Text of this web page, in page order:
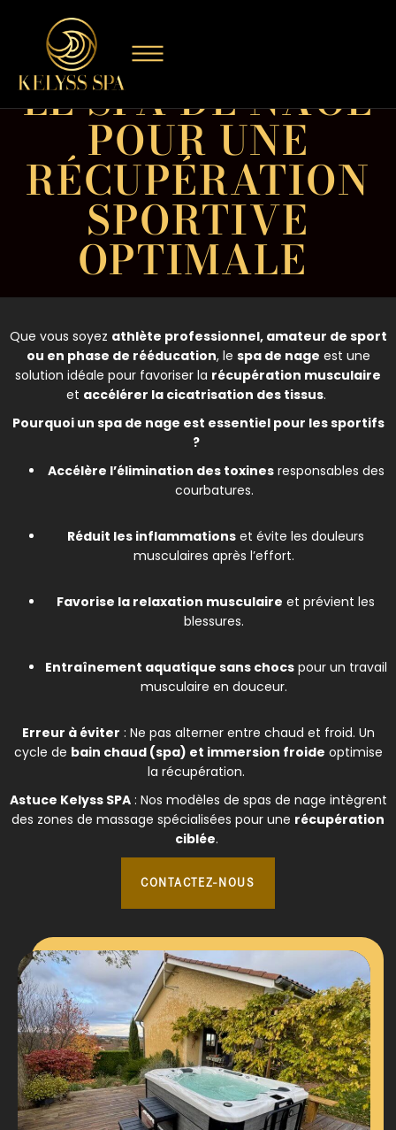
LE SPA DE NAGE
POUR UNE
RÉCUPÉRATION
SPORTIVE
OPTIMALE
Que vous soyez athlète professionnel, amateur de sport
ou en phase de rééducation, le spa de nage est une
solution idéale pour favoriser la récupération musculaire
et accélérer la cicatrisation des tissus.
Pourquoi un spa de nage est essentiel pour les sportifs
?
Accélère l’élimination des toxinesresponsables des
courbatures.
Réduit les inflammations et évite les douleurs
musculaires après l’effort.
Favorise la relaxation musculaire et prévient les
blessures.
Entraînement aquatique sans chocspour un travail
musculaire en douceur.
Erreur à éviter : Ne pas alterner entre chaud et froid. Un
cycle de bain chaud (spa) et immersion froide optimise
la récupération.
Astuce Kelyss SPA: Nos modèles de spas de nage intègrent
des zones de massage spécialisées pour une récupération
ciblée.
CONTACTEZ-NOUS